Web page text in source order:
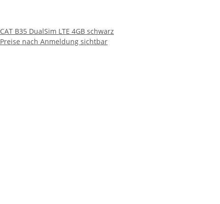
CAT B35 DualSim LTE 4GB schwarz
Preise nach Anmeldung sichtbar